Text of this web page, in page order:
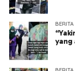
BERITA
yang